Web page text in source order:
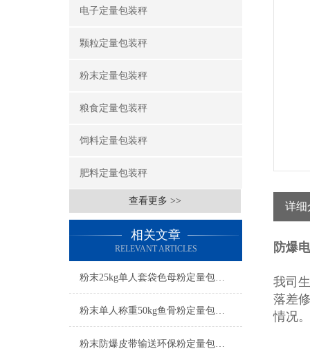
电子定量包装秤
颗粒定量包装秤
粉末定量包装秤
粮食定量包装秤
饲料定量包装秤
肥料定量包装秤
查看更多 >>
相关文章
RELEVANT ARTICLES
粉末25kg单人套袋色母粉定量包装秤产品简介
粉末单人称重50kg鱼骨粉定量包装秤产品简介
粉末防爆皮带输送环保粉定量包装秤操作简单
详细
防爆
我司
落差
情况。